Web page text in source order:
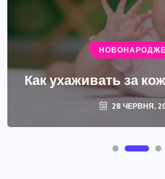
Как ухаживать за
28 ЧЕРВНЯ,